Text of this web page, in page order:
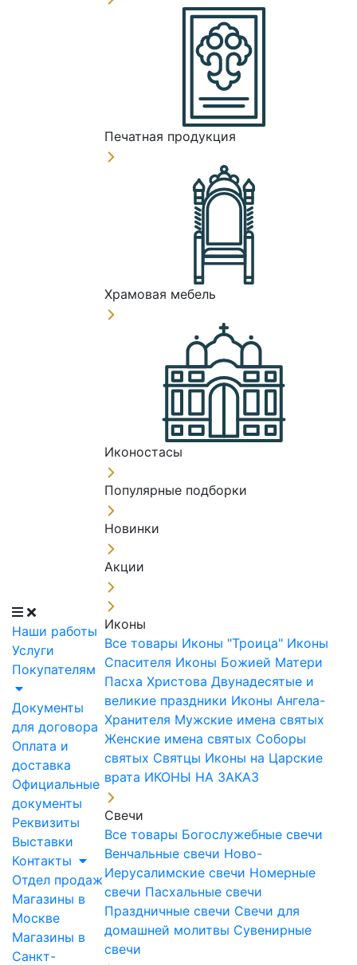
Наши работы
Услуги
Покупателям
Документы
для договора
Оплата и
доставка
Официальные
документы
Реквизиты
Выставки
Контакты
Отдел продаж
Магазины в
Москве
Магазины в
Санкт-
Печатная продукция
Храмовая мебель
Иконостасы
Популярные подборки
Новинки
Акции
Иконы
Все товары Иконы "Троица" Иконы
Спасителя Иконы Божией Матери
Пасха Христова Двунадесятые и
великие праздники Иконы Ангела-
Хранителя Мужские имена святых
Женские имена святых Соборы
святых Святцы Иконы на Царские
врата ИКОНЫ НА ЗАКАЗ
Свечи
Все товары Богослужебные свечи
Венчальные свечи Ново-
Иерусалимские свечи Номерные
свечи Пасхальные свечи
Праздничные свечи Свечи для
домашней молитвы Сувенирные
свечи